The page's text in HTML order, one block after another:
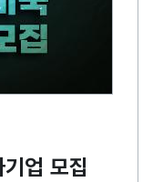
업 모집